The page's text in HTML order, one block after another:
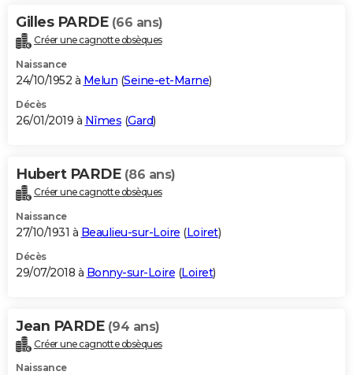
Gilles PARDE (66 ans)
Créer une cagnotte obsèques
Naissance
24/10/1952 à Melun (Seine-et-Marne)
Décès
26/01/2019 à Nîmes (Gard)
Hubert PARDE (86 ans)
Créer une cagnotte obsèques
Naissance
27/10/1931 à Beaulieu-sur-Loire (Loiret)
Décès
29/07/2018 à Bonny-sur-Loire (Loiret)
Jean PARDE (94 ans)
Créer une cagnotte obsèques
Naissance